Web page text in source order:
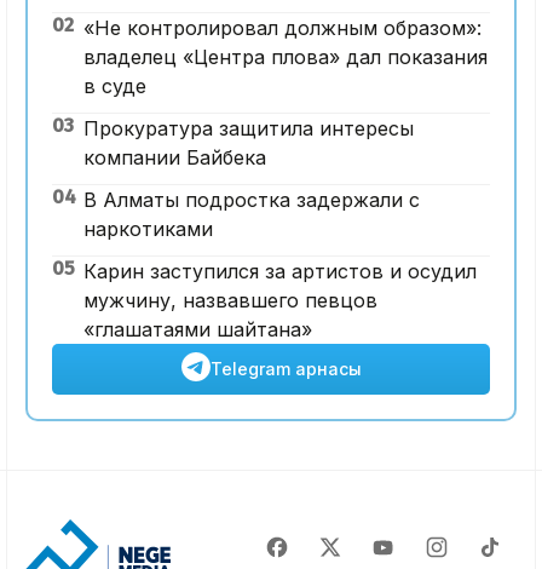
02 «Не контролировал должным образом»:
владелец «Центра плова» дал показания
в суде
03 Прокуратура защитила интересы
компании Байбека
04 В Алматы подростка задержали с
наркотиками
05 Карин заступился за артистов и осудил
мужчину, назвавшего певцов
«глашатаями шайтана»
Telegram арнасы